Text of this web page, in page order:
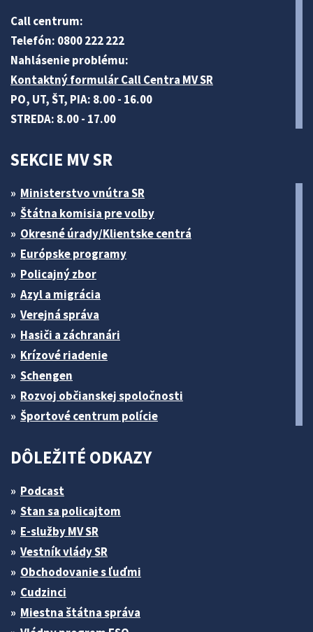
Call centrum:
Telefón: 0800 222 222
Nahlásenie problému:
Kontaktný formulár Call Centra MV SR
PO, UT, ŠT, PIA: 8.00 - 16.00
STREDA: 8.00 - 17.00
SEKCIE MV SR
Ministerstvo vnútra SR
Štátna komisia pre volby
Okresné úrady/Klientske centrá
Európske programy
Policajný zbor
Azyl a migrácia
Verejná správa
Hasiči a záchranári
Krízové riadenie
Schengen
Rozvoj občianskej spoločnosti
Športové centrum polície
DÔLEŽITÉ ODKAZY
Podcast
Stan sa policajtom
E-služby MV SR
Vestník vlády SR
Obchodovanie s ľuďmi
Cudzinci
Miestna štátna správa